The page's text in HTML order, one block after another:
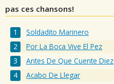
pas ces chansons!
Soldadito Marinero
Por La Boca Vive El Pez
Antes De Que Cuente Diez
Acabo De Llegar